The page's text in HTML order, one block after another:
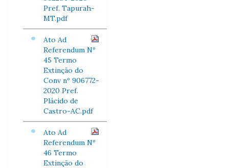
Pref. Tapurah-
MT.pdf
Ato Ad
Referendum Nº
45 Termo
Extinção do
Conv nº 906772-
2020 Pref.
Plácido de
Castro-AC.pdf
Ato Ad
Referendum Nº
46 Termo
Extinção do